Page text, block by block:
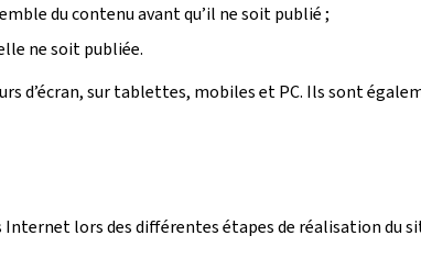
du contenu avant qu’il ne soit publié ;
ne soit publiée.
d’écran, sur tablettes, mobiles et PC. Ils sont
lors des différentes étapes de réalisation du